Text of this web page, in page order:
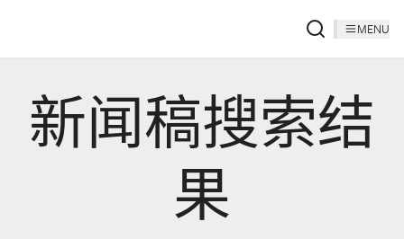
MENU
新闻稿搜索结
果